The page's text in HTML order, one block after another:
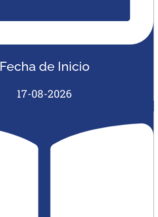
Fecha de Inicio
17-08-2026